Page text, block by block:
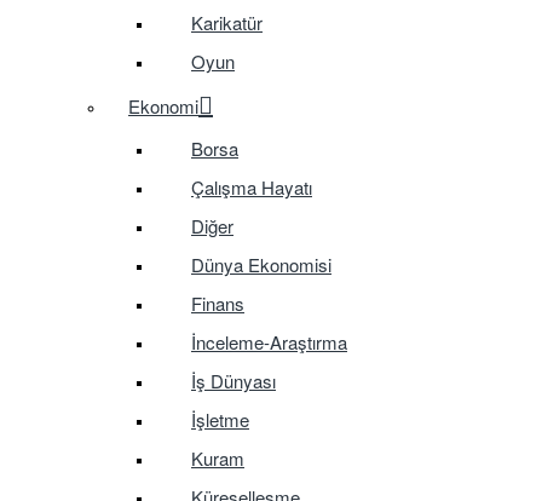
Karikatür
Oyun
Ekonomi
Borsa
Çalışma Hayatı
Diğer
Dünya Ekonomisi
Finans
İnceleme-Araştırma
İş Dünyası
İşletme
Kuram